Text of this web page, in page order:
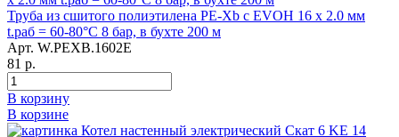
Труба из сшитого полиэтилена PE-Xb с EVOH 16 x 2.0 мм
t.раб = 60-80°C 8 бар, в бухте 200 м
Арт. W.PEXB.1602E
81 р.
В корзину
В корзине